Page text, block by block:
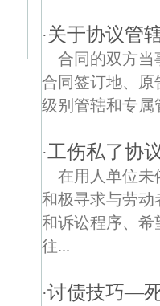
·关于协议管
合同的双方当
合同签订地、原
级别管辖和专属
·工伤私了协
在用人单位未
和极寻求与劳动
和诉讼程序、希
往...
·讨债技巧—